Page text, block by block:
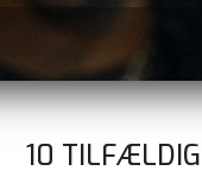
10